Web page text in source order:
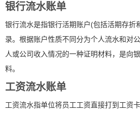
银行流水账单
银行流水是指银行活期账户(包括活期存折
录。根据账户性质不同分为个人流水和对
人或公司收入情况的一种证明材料，是向
料。
工资流水账单
工资流水指单位将员工工资直接打到工资